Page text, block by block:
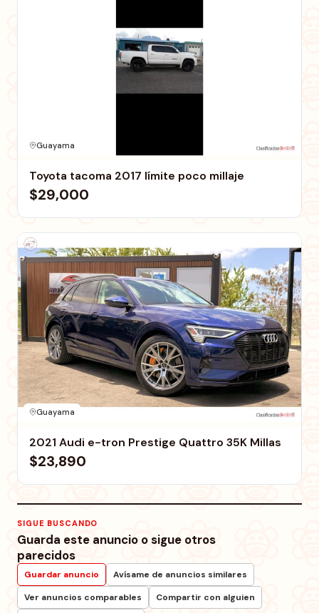
Guayama
Toyota tacoma 2017 límite poco millaje
$29,000
Guayama
2021 Audi e-tron Prestige Quattro 35K Millas
$23,890
SIGUE BUSCANDO
Guarda este anuncio o sigue otros
parecidos
Guardar anuncio
Avísame de anuncios similares
Ver anuncios comparables
Compartir con alguien